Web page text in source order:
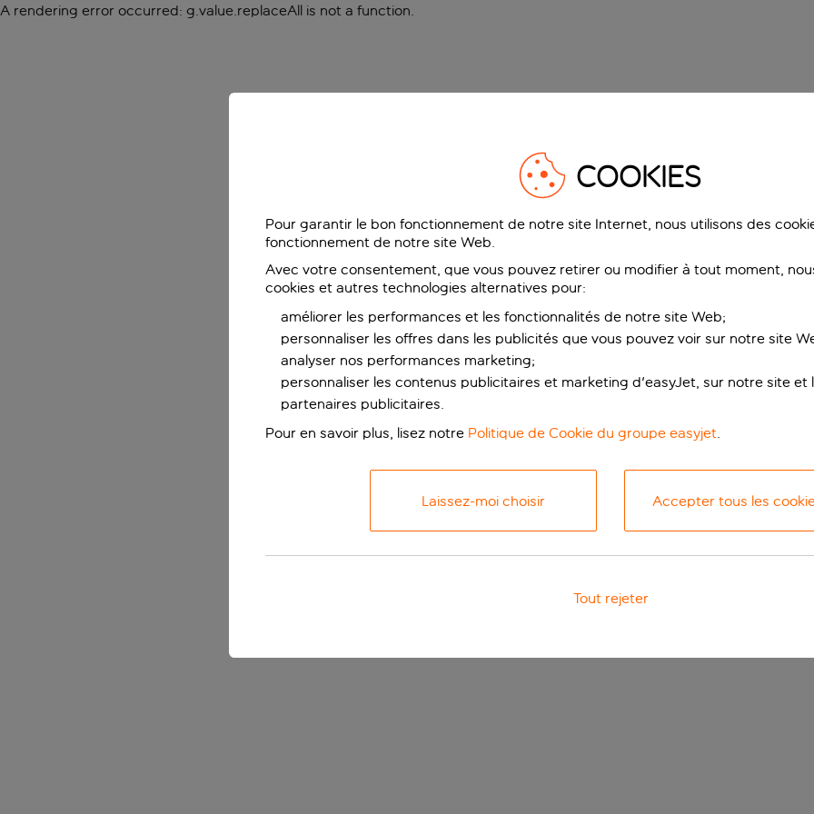
A rendering error occurred: g.value.replaceAll is not a function.
COOKIES
Pour garantir le bon fonctionnement de notre site Internet, nous utilisons des
fonctionnement de notre site Web.
Avec votre consentement, que vous pouvez retirer ou modifier à tout moment,
cookies et autres technologies alternatives pour:
améliorer les performances et les fonctionnalités de notre site Web;
personnaliser les offres dans les publicités que vous pouvez voir sur notre site
analyser nos performances marketing;
personnaliser les contenus publicitaires et marketing d'easyJet, sur notre site et
partenaires publicitaires.
Pour en savoir plus, lisez notre Politique de Cookie du groupe easyjet.
Laissez-moi choisir Accepter tous les
Tout rejeter